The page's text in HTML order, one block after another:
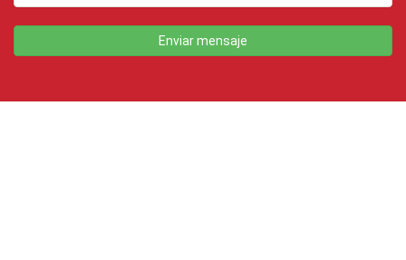
Enviar mensaje